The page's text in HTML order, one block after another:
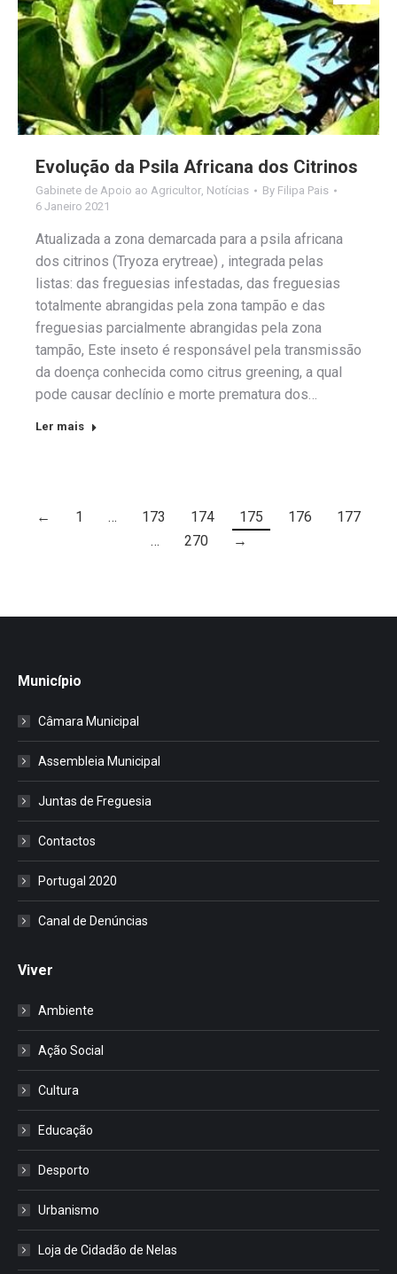
Evolução da Psila Africana dos Citrinos
Gabinete de Apoio ao Agricultor Notícias By Filipa Pais
6 Janeiro 2021
Atualizada a zona demarcada para a psila africana
dos citrinos (Tryoza erytreae) , integrada pelas
listas: das freguesias infestadas, das freguesias
totalmente abrangidas pela zona tampão e das
freguesias parcialmente abrangidas pela zona
tampão, Este inseto é responsável pela transmissão
da doença conhecida como citrus greening, a qual
pode causar declínio e morte prematura dos…
Ler mais
← 1 … 173 174 175 176
177
…
270 →
Município
Câmara Municipal
Assembleia Municipal
Juntas de Freguesia
Contactos
Portugal 2020
Canal de Denúncias
Viver
Ambiente
Ação Social
Cultura
Educação
Desporto
Urbanismo
Loja de Cidadão de Nelas